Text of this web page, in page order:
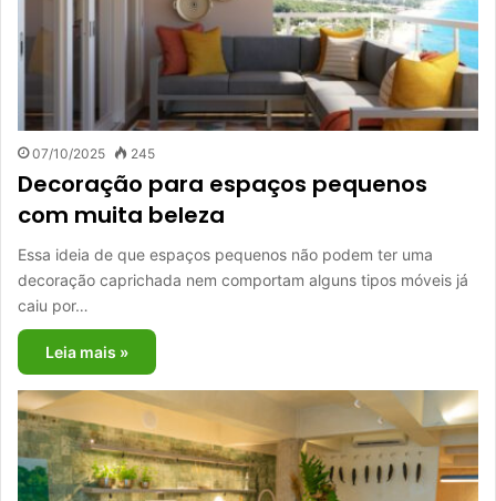
07/10/2025 245
Decoração para espaços pequenos
com muita beleza
Essa ideia de que espaços pequenos não podem ter uma
decoração caprichada nem comportam alguns tipos móveis já
caiu por…
Leia mais »